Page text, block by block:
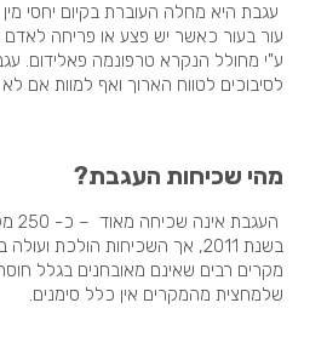
עגבת היא מחלה העוברת בקיום יחסי
עור בעור כאשר יש פצע או פריחה
ע"י מחולל הנקרא טרפונמה פאלידום.
לסיבוכים לטווח הארוך ואף למוות אם לא
מהי שכיחות העגבת?
בשנת 2011, אך השכיחות הולכת
מקרים רבים שאינם מאובחנים בגלל
שלמחצית מהמקרים אין כלל סימנים.